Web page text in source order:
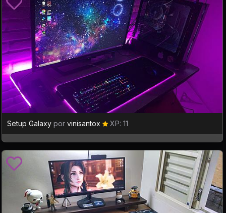
Setup Galaxy por vinisantox XP: 11